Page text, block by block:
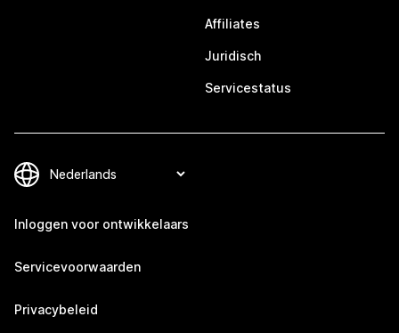
Affiliates
Juridisch
Servicestatus
Inloggen voor ontwikkelaars
Servicevoorwaarden
Privacybeleid